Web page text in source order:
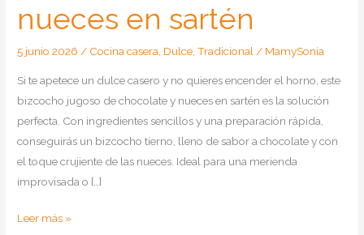
nueces en sartén
5 junio 2026 / Cocina casera Dulce ,Tradicional / MamySonia
Si te apetece un dulce casero y no quieres encender el horno, este
bizcocho jugoso de chocolate y nueces en sartén es la solución
perfecta. Con ingredientes sencillos y una preparación rápida,
conseguirás un bizcocho tierno, lleno de sabor a chocolate y con
el toque crujiente de las nueces. Ideal para una merienda
improvisada o […]
Como
Leer más »